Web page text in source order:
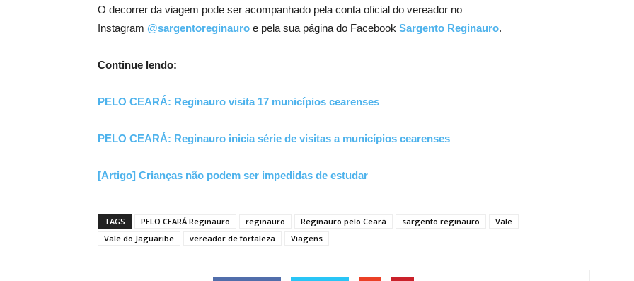
O decorrer da viagem pode ser acompanhado pela conta oficial do vereador no
Instagram @sargentoreginauro e pela sua página do Facebook Sargento Reginauro.
Continue lendo:
PELO CEARÁ: Reginauro visita 17 municípios cearenses
PELO CEARÁ: Reginauro inicia série de visitas a municípios cearenses
[Artigo] Crianças não podem ser impedidas de estudar
TAGS PELO CEARÁ Reginauro reginauro Reginauro pelo Ceará sargento reginauro
Vale
Vale do Jaguaribe
vereador de fortaleza Viagens